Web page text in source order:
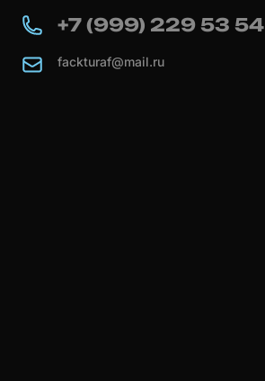
+7 (999) 229 53 54
fackturaf@mail.ru